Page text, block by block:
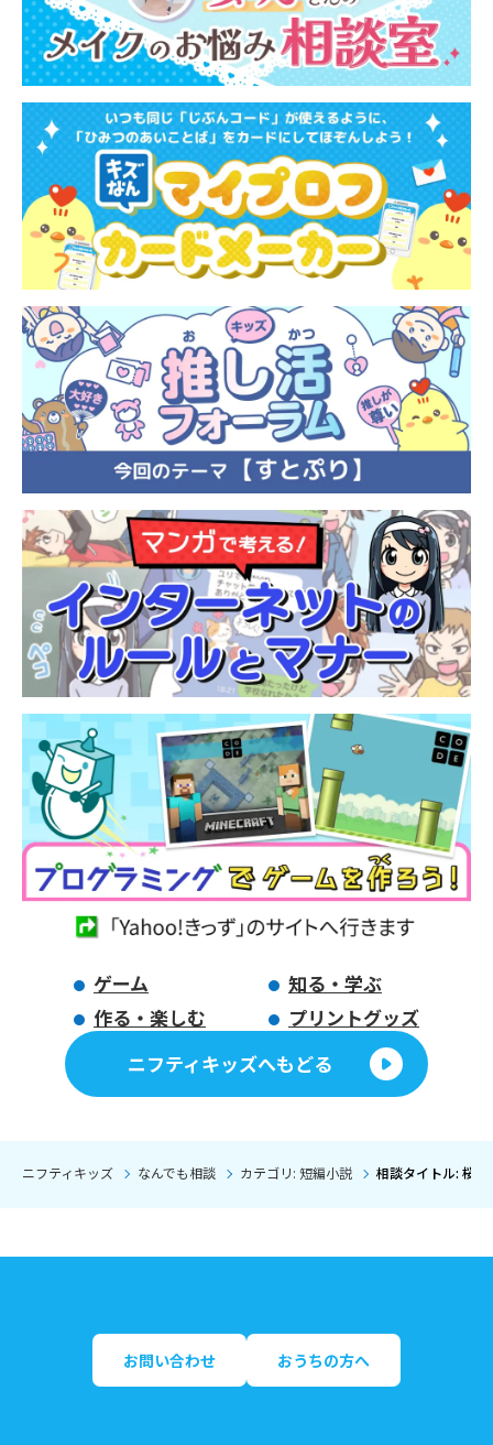
ゲーム
知る・学ぶ
作る・楽しむ
プリントグッズ
ニフティキッズへもどる
ニフティキッズ なんでも相談 カテゴリ: 短編小説 相談タイトル: 桜
お問い合わせ おうちの方へ